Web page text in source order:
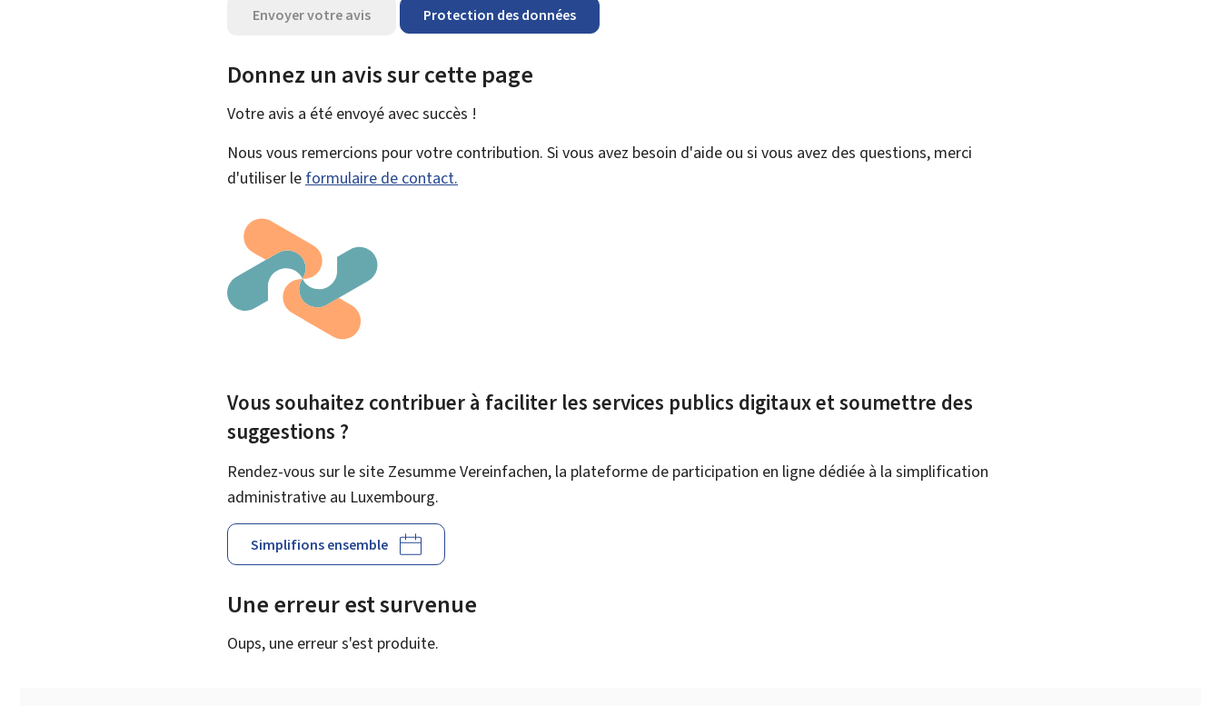
Envoyer votre avis Protection des données
Donnez un avis sur cette page
Votre avis a été envoyé avecsuccès !
Nous vous remercions pour votre contribution. Si vous avez besoin d'aide ou si vous avez des questions, merci
d'utiliser le formulaire de contact.
Vous souhaitez contribuer à faciliter les services publics digitaux et soumettre des
suggestions ?
Rendez-vous sur le site Zesumme Vereinfachen, la plateforme de participation en ligne dédiée à la simplification
administrative au Luxembourg.
Simplifions ensemble
Une erreur est survenue
Oups, une erreur s'est produite.